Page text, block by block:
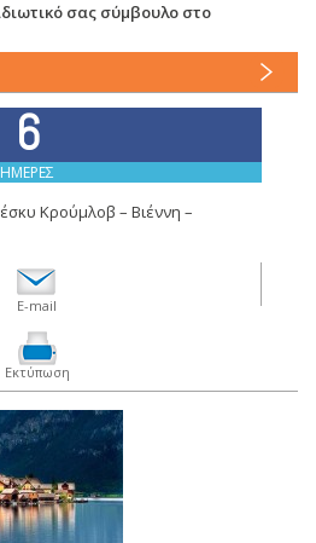
σας σύμβουλο στο
6
ΗΜΕΡΕΣ
Κρούμλοβ – Βιέννη –
E-mail
Εκτύπωση